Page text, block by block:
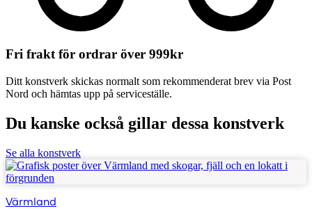
Fri frakt för ordrar över 999kr
Ditt konstverk skickas normalt som rekommenderat brev via Post
Nord och hämtas upp på serviceställe.
Du kanske också gillar dessa konstverk
Se alla konstverk
Värmland